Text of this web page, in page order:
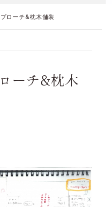
ローチ&枕木舗装
ーチ&枕木